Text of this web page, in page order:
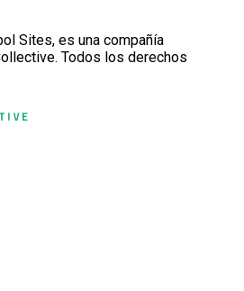
Sites, es una compañía
Todos los derechos